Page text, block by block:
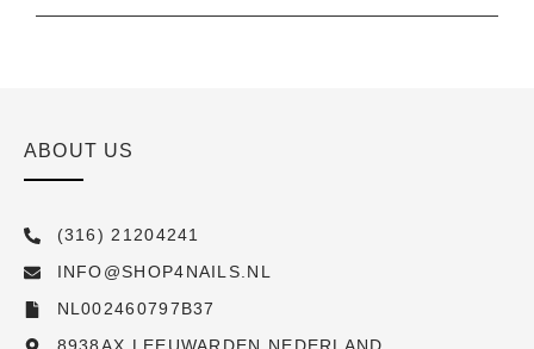
ABOUT US
(316) 21204241
INFO@SHOP4NAILS.NL
NL002460797B37